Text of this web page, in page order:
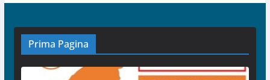
Prima Pagina